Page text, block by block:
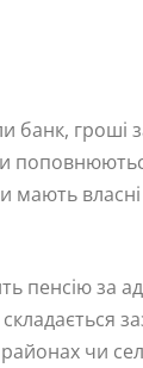
гроші
за
чи